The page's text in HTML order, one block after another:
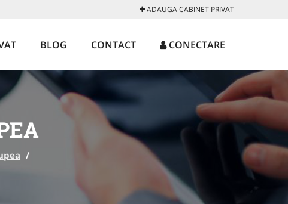
ADAUGA CABINET PRIVAT
BLOG CONTACT CONECTARE
/